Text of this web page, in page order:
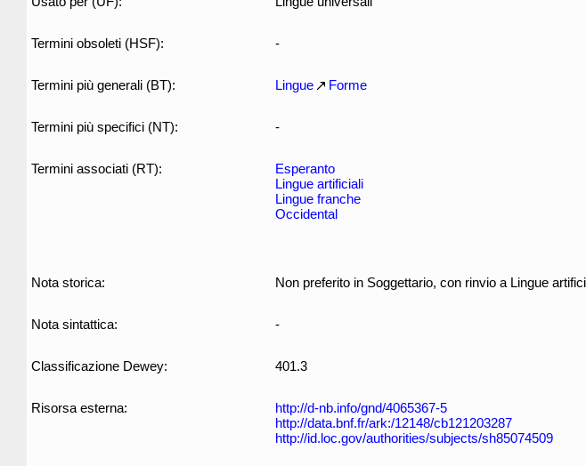
Termini obsoleti (HSF): -
Termini più generali (BT): Lingue Forme
Termini più specifici (NT): -
Termini associati (RT):
Esperanto
Lingue artificiali
Lingue franche
Occidental
Nota storica: Non preferito in Soggettario, con rinvio a Lingue
Nota sintattica: -
Classificazione Dewey: 401.3
Risorsa esterna:
http://d-nb.info/gnd/4065367-5
http://data.bnf.fr/ark:/12148/cb121203287
http://id.loc.gov/authorities/subjects/sh85074509